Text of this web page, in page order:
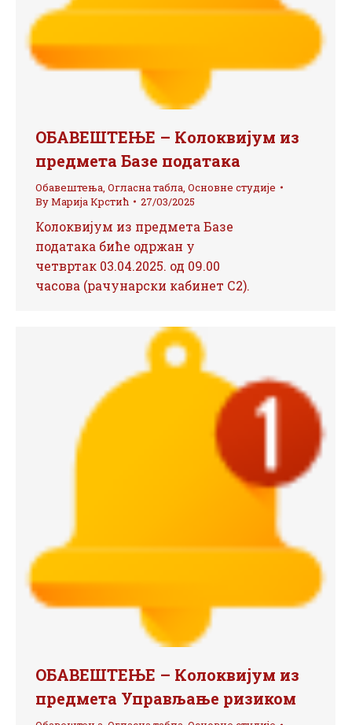
ОБАВЕШТЕЊЕ – Колоквијум из
предмета Базе података
Обавештења, Огласна табла, Основне студије
ByМарија Крстић 27/03/2025
Колоквијум из предмета Базе
података биће одржан у
четвртак 03.04.2025. од 09.00
часова (рачунарски кабинет С2).
ОБАВЕШТЕЊЕ – Колоквијум из
предмета Управљање ризиком